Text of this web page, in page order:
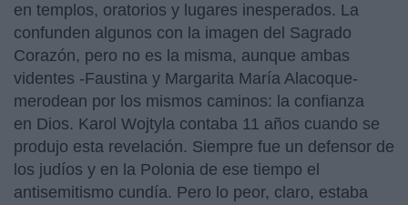
en templos, oratorios y lugares inesperados. La
confunden algunos con la imagen del Sagrado
Corazón, pero no es la misma, aunque ambas
videntes -Faustina y Margarita María Alacoque-
merodean por los mismos caminos: la confianza
en Dios. Karol Wojtyla contaba 11 años cuando se
produjo esta revelación. Siempre fue un defensor de
los judíos y en la Polonia de ese tiempo el
antisemitismo cundía. Pero lo peor, claro, estaba